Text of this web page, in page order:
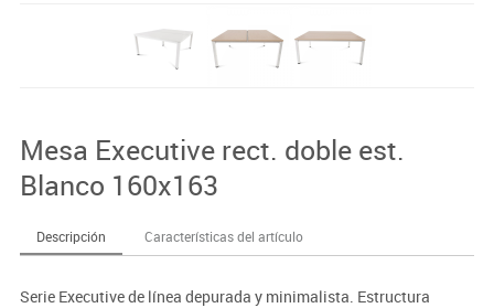
Mesa Executive rect. doble est.
Blanco 160x163
Descripción Características del artículo
Serie Executive de línea depurada y minimalista. Estructura